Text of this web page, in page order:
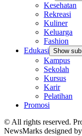
Kesehatan
Rekreasi
Kuliner
Keluarga
Fashion
Edukasi Show
Kampus
Sekolah
Kursus
Karir
Pelatihan
Promosi
© All rights reserved.
NewsMarks designed by